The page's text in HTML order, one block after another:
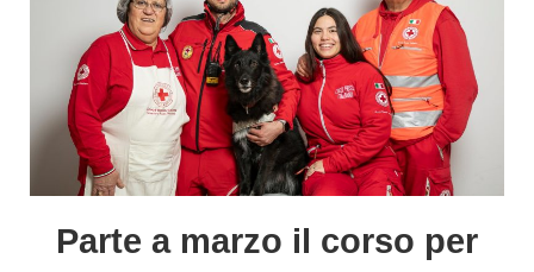
Parte a marzo il corso per